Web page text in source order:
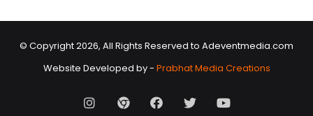
© Copyright 2026, All Rights Reserved to Adeventmedia.com
Website Developed by - Prabhat Media Creations
Instagram
AD Facebook
X Youtube